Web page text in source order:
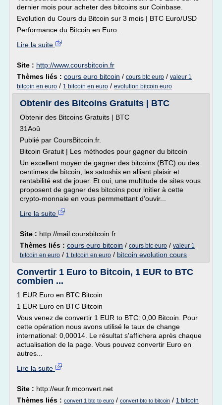
dernier mois pour acheter des bitcoins sur Coinbase.
Evolution du Cours du Bitcoin sur 3 mois | BTC Euro/USD
Performance du Bitcoin en Euro...
Lire la suite
Site : http://www.coursbitcoin.fr
Thèmes liés : cours euro bitcoin / cours btc euro / valeur 1
bitcoin en euro / 1 bitcoin en euro / evolution bitcoin euro
Obtenir des Bitcoins Gratuits | BTC
Obtenir des Bitcoins Gratuits | BTC
31Aoû
Publié par CoursBitcoin.fr.
Bitcoin Gratuit | Les méthodes pour gagner du bitcoin
Un excellent moyen de gagner des bitcoins (BTC) ou des
centimes de bitcoin, les satoshis en alliant plaisir et
rentabilité est de jouer. Et oui, une multitude de sites vous
proposent de gagner des bitcoins pour initier à cette
crypto-monnaie en vous permmettant d'ouvir...
Lire la suite
Site : http://mail.coursbitcoin.fr
Thèmes liés : cours euro bitcoin / cours btc euro / valeur 1
bitcoin en euro / 1 bitcoin en euro / bitcoin evolution cours
Convertir 1 Euro to Bitcoin, 1 EUR to BTC
combien ...
1 EUR Euro en BTC Bitcoin
1 EUR Euro en BTC Bitcoin
Vous venez de convertir 1 EUR to BTC: 0,00 Bitcoin. Pour
cette opération nous avons utilisé le taux de change
international: 0,00014. Le résultat s'affichera après chaque
actualisation de la page. Vous pouvez convertir Euro en
autres...
Lire la suite
Site : http://eur.fr.mconvert.net
Thèmes liés : convert 1 btc to euro / convert btc to bitcoin / 1 bitcoin